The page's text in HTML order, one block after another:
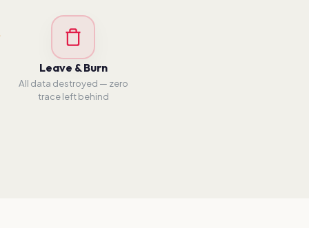
Leave & Burn
All data destroyed — zero
trace left behind